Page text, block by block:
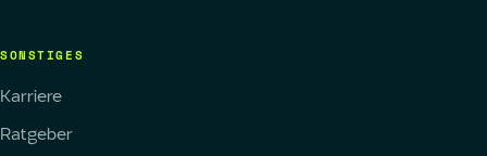
SONSTIGES
Karriere
Ratgeber